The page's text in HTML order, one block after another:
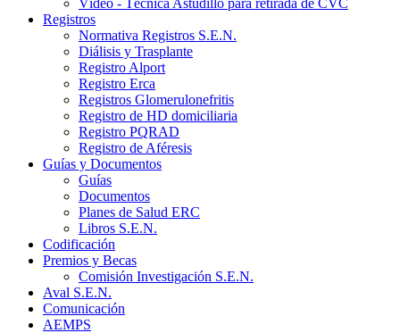
Vídeo - Técnica Astudillo para retirada de CVC
Registros
Normativa Registros S.E.N.
Diálisis y Trasplante
Registro Alport
Registro Erca
Registros Glomerulonefritis
Registro de HD domiciliaria
Registro PQRAD
Registro de Aféresis
Guías y Documentos
Guías
Documentos
Planes de Salud ERC
Libros S.E.N.
Codificación
Premios y Becas
Comisión Investigación S.E.N.
Aval S.E.N.
Comunicación
AEMPS